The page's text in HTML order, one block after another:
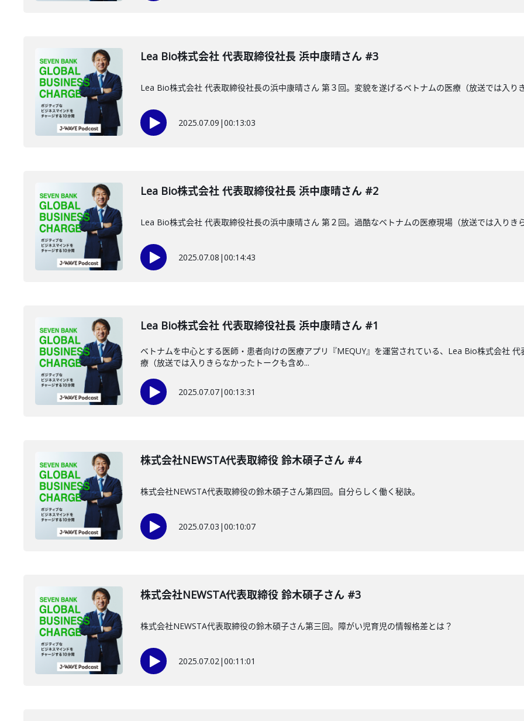
Lea Bio株式会社 代表取締役社長 浜中康晴さん #3
Lea Bio株式会社 代表取締役社長の浜中康晴さん 第３回。変貌を遂げるベトナムの医療（放送では入り
2025.07.09 |00:13:03
Lea Bio株式会社 代表取締役社長 浜中康晴さん #2
Lea Bio株式会社 代表取締役社長の浜中康晴さん 第２回。過酷なベトナムの医療現場（放送では入りき
2025.07.08 |00:14:43
Lea Bio株式会社 代表取締役社長 浜中康晴さん #1
ベトナムを中心とする医師・患者向けの医療アプリ『MEQUY』を運営されている、Lea Bio株式会社
療（放送では入りきらなかったトークも含め...
2025.07.07|00:13:31
株式会社NEWSTA代表取締役 鈴木碩子さん #4
株式会社NEWSTA代表取締役の鈴木碩子さん第四回。自分らしく働く秘訣。
2025.07.03 |00:10:07
株式会社NEWSTA代表取締役 鈴木碩子さん #3
株式会社NEWSTA代表取締役の鈴木碩子さん第三回。障がい児育児の情報格差とは？
2025.07.02|00:11:01